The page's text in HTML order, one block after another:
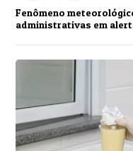
Fenômeno
administrativas em